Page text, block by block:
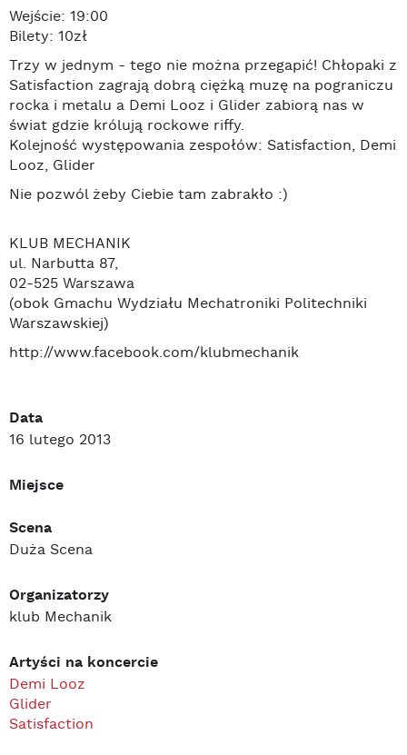
Wejście: 19:00
Bilety: 10zł
Trzy w jednym - tego nie można przegapić! Chłopaki z
Satisfaction zagrają dobrą ciężką muzę na pograniczu
rocka i metalu a Demi Looz i Glider zabiorą nas w
świat gdzie królują rockowe riffy.
Kolejność występowania zespołów: Satisfaction, Demi
Looz, Glider
Nie pozwól żeby Ciebie tam zabrakło :)
KLUB MECHANIK
ul. Narbutta 87,
02-525 Warszawa
(obok Gmachu Wydziału Mechatroniki Politechniki
Warszawskiej)
http://www.facebook.com/klubmechanik
Data
16 lutego 2013
Miejsce
Scena
Duża Scena
Organizatorzy
klub Mechanik
Artyści na koncercie
Demi Looz
Glider
Satisfaction